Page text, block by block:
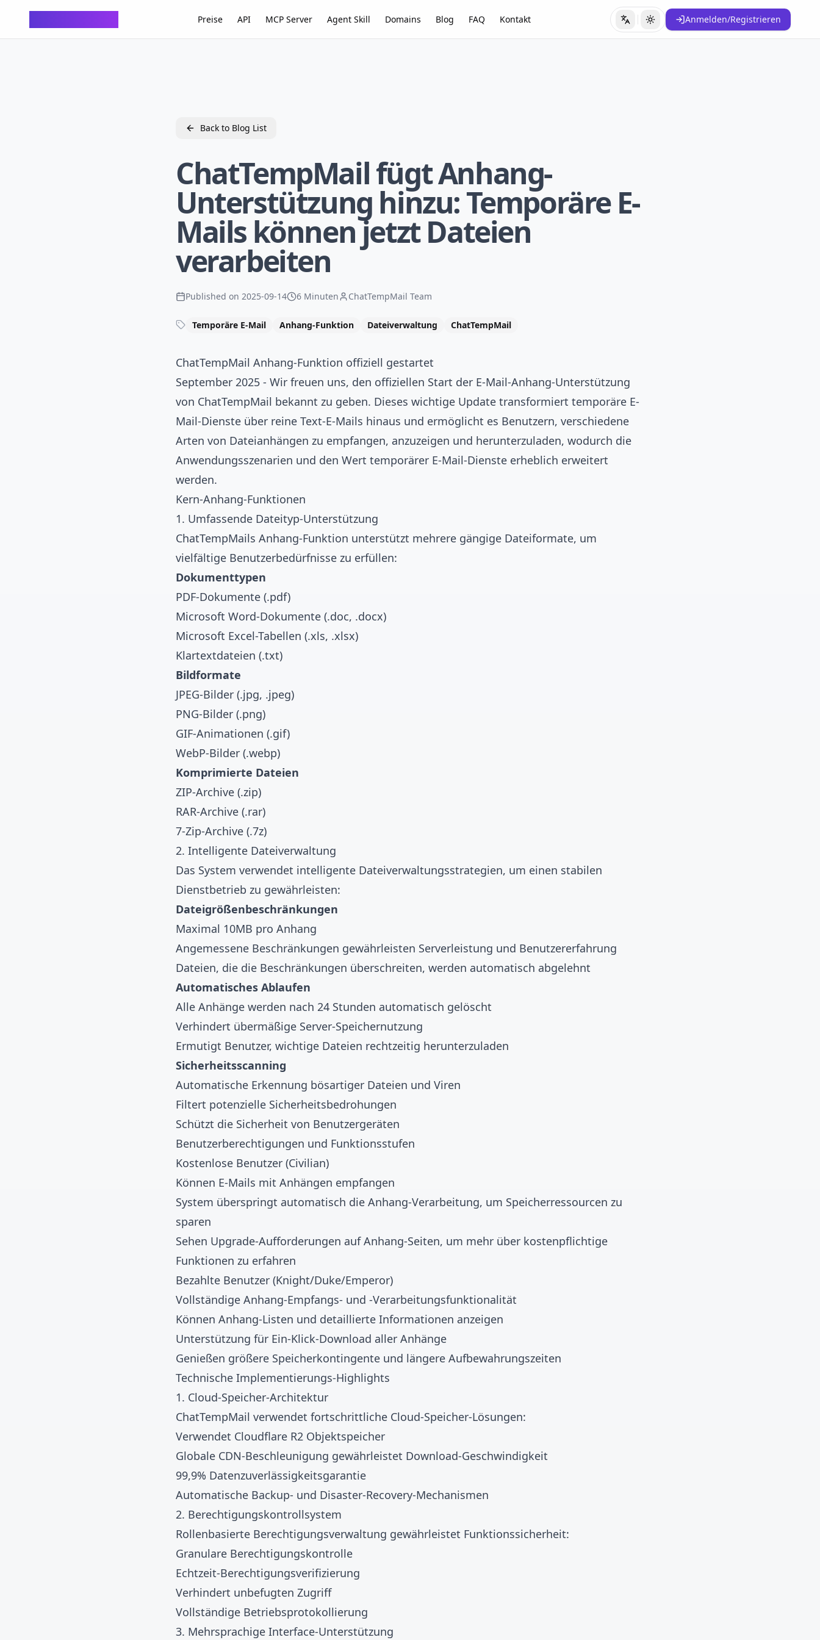
Preise API MCP Server Agent Skill Domains Blog FAQ Kontakt Sprache wechseln
Theme wechselnAnmelden/Registrieren
Back to Blog List
ChatTempMail fügt Anhang-
Unterstützung hinzu: Temporäre E-
Mails können jetzt Dateien
verarbeiten
Published on 2025-09-14 6 Minuten ChatTempMail Team
Temporäre E-Mail Anhang-Funktion Dateiverwaltung ChatTempMail
ChatTempMail Anhang-Funktion offiziell gestartet
September 2025 - Wir freuen uns, den offiziellen Start der E-Mail-Anhang-Unterstützung
von ChatTempMail bekannt zu geben. Dieses wichtige Update transformiert temporäre E-
Mail-Dienste über reine Text-E-Mails hinaus und ermöglicht es Benutzern, verschiedene
Arten von Dateianhängen zu empfangen, anzuzeigen und herunterzuladen, wodurch die
Anwendungsszenarien und den Wert temporärer E-Mail-Dienste erheblich erweitert
werden.
Kern-Anhang-Funktionen
1. Umfassende Dateityp-Unterstützung
ChatTempMails Anhang-Funktion unterstützt mehrere gängige Dateiformate, um
vielfältige Benutzerbedürfnisse zu erfüllen:
Dokumenttypen
PDF-Dokumente (.pdf)
Microsoft Word-Dokumente (.doc, .docx)
Microsoft Excel-Tabellen (.xls, .xlsx)
Klartextdateien (.txt)
Bildformate
JPEG-Bilder (.jpg, .jpeg)
PNG-Bilder (.png)
GIF-Animationen (.gif)
WebP-Bilder (.webp)
Komprimierte Dateien
ZIP-Archive (.zip)
RAR-Archive (.rar)
7-Zip-Archive (.7z)
2. Intelligente Dateiverwaltung
Das System verwendet intelligente Dateiverwaltungsstrategien, um einen stabilen
Dienstbetrieb zu gewährleisten:
Dateigrößenbeschränkungen
Maximal 10MB pro Anhang
Angemessene Beschränkungen gewährleisten Serverleistung und Benutzererfahrung
Dateien, die die Beschränkungen überschreiten, werden automatisch abgelehnt
Automatisches Ablaufen
Alle Anhänge werden nach 24 Stunden automatisch gelöscht
Verhindert übermäßige Server-Speichernutzung
Ermutigt Benutzer, wichtige Dateien rechtzeitig herunterzuladen
Sicherheitsscanning
Automatische Erkennung bösartiger Dateien und Viren
Filtert potenzielle Sicherheitsbedrohungen
Schützt die Sicherheit von Benutzergeräten
Benutzerberechtigungen und Funktionsstufen
Kostenlose Benutzer (Civilian)
Können E-Mails mit Anhängen empfangen
System überspringt automatisch die Anhang-Verarbeitung, um Speicherressourcen zu
sparen
Sehen Upgrade-Aufforderungen auf Anhang-Seiten, um mehr über kostenpflichtige
Funktionen zu erfahren
Bezahlte Benutzer (Knight/Duke/Emperor)
Vollständige Anhang-Empfangs- und -Verarbeitungsfunktionalität
Können Anhang-Listen und detaillierte Informationen anzeigen
Unterstützung für Ein-Klick-Download aller Anhänge
Genießen größere Speicherkontingente und längere Aufbewahrungszeiten
Technische Implementierungs-Highlights
1. Cloud-Speicher-Architektur
ChatTempMail verwendet fortschrittliche Cloud-Speicher-Lösungen:
Verwendet Cloudflare R2 Objektspeicher
Globale CDN-Beschleunigung gewährleistet Download-Geschwindigkeit
99,9% Datenzuverlässigkeitsgarantie
Automatische Backup- und Disaster-Recovery-Mechanismen
2. Berechtigungskontrollsystem
Rollenbasierte Berechtigungsverwaltung gewährleistet Funktionssicherheit:
Granulare Berechtigungskontrolle
Echtzeit-Berechtigungsverifizierung
Verhindert unbefugten Zugriff
Vollständige Betriebsprotokollierung
3. Mehrsprachige Interface-Unterstützung